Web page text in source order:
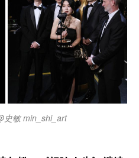
史敏 min_shi_art